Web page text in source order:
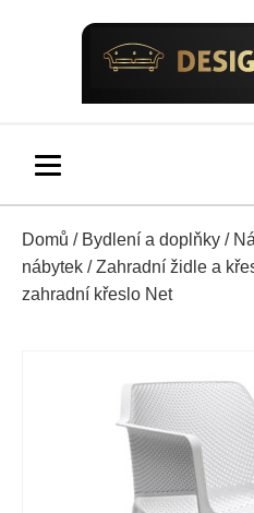
Domů / Bydlení a doplňky /
nábytek /Zahradní židle a
zahradní křeslo Net